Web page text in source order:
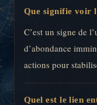
Que signifie voir
C’est un signe de
d’abondance
actions pour
Quel est le lien